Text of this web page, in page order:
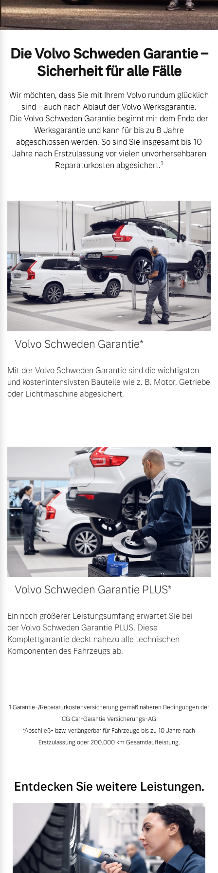
Mild-Hybrid
Geschäftskunden
Editionsmodelle
Konnektivität
Angebot anfragen
Fahrzeug konfigurieren
Sofort verfügbare Fahrzeuge
Volvo Selekt
Gebrauchtwagen
Die Neuwagenalternative
Mehr erfahren
Mehr erfahren
Volvo Gebrauchtwagenbörse
Volvo kauft Ihr Auto
Aktuelle Zubehörangebote
Zubehörkatalog
Aktuelle Serviceangebote
Sie erhalten bei uns eine
Vielzahl von Original
Volvo Winter- und
Sommer Kompletträder.
Bitte sprechen Sie uns
direkt an.
Mehr erfahren
Entdecken Sie unsere
saisonalen Angebote.
Mehr erfahren
Finanzierung & Leasing
Versicherung
Kontakt und Anfahrt
Die Volvo Schweden Garantie –
Sicherheit für alle Fälle
Wir möchten, dass Sie mit Ihrem Volvo rundum glücklich
sind – auch nach Ablauf der Volvo Werksgarantie.
Die Volvo Schweden Garantie beginnt mit dem Ende der
Werksgarantie und kann für bis zu 8 Jahre
abgeschlossen werden. So sind Sie insgesamt bis 10
Jahre nach Erstzulassung vor vielen unvorhersehbaren
Reparaturkosten abgesichert.1
Volvo Schweden Garantie*
Mit der Volvo Schweden Garantie sind die wichtigsten
und kostenintensivsten Bauteile wie z. B. Motor, Getriebe
oder Lichtmaschine abgesichert.
Volvo Schweden Garantie PLUS*
Ein noch größerer Leistungsumfang erwartet Sie bei
der Volvo Schweden Garantie PLUS. Diese
Komplettgarantie deckt nahezu alle technischen
Komponenten des Fahrzeugs ab.
1 Garantie-/Reparaturkostenversicherung gemäß näheren Bedingungen der
CG Car-Garantie Versicherungs-AG
*Abschließ- bzw. verlängerbar für Fahrzeuge bis zu 10 Jahre nach
Erstzulassung oder 200.000 km Gesamtlaufleistung.
Entdecken Sie weitere Leistungen.